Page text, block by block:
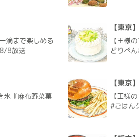
滴まで楽しめる
8放送
【東京
【王様
どりぺ
氷『麻布野菜菓
【東京
【王様
#ごはん